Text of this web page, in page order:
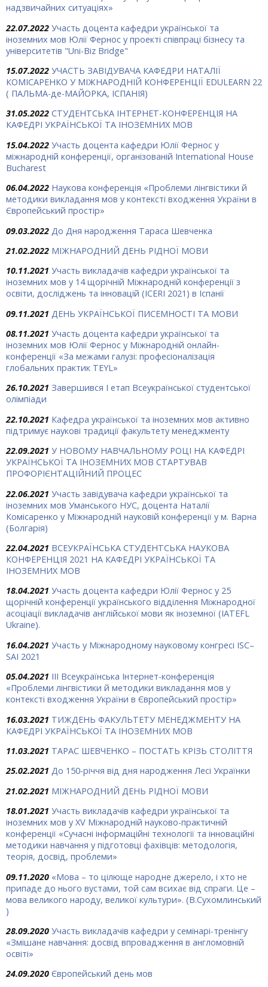
надзвичайних ситуаціях»
22.07.2022 Участь доцента кафедри української та
іноземних мов Юлії Фернос у проекті співпраці бізнесу та
університетів "Uni-Biz Bridge"
15.07.2022 УЧАСТЬ ЗАВІДУВАЧА КАФЕДРИ НАТАЛІЇ
КОМІСАРЕНКО У МІЖНАРОДНІЙ КОНФЕРЕНЦІЇ EDULEARN 22
( ПАЛЬМА-де-МАЙОРКА, ІСПАНІЯ)
31.05.2022 СТУДЕНТСЬКА ІНТЕРНЕТ-КОНФЕРЕНЦІЯ НА
КАФЕДРІ УКРАЇНСЬКОЇ ТА ІНОЗЕМНИХ МОВ
15.04.2022 Участь доцента кафедри Юлії Фернос у
міжнародній конференції, організованій International House
Bucharest
06.04.2022 Наукова конференція «Проблеми лінгвістики й
методики викладання мов у контексті входження України в
Європейський простір»
09.03.2022 До Дня народження Тараса Шевченка
21.02.2022 МІЖНАРОДНИЙ ДЕНЬ РІДНОЇ МОВИ
10.11.2021 Участь викладачів кафедри української та
іноземних мов у 14 щорічній Міжнародній конференції з
освіти, досліджень та інновацій (ICERI 2021) в Іспанії
09.11.2021 ДЕНЬ УКРАЇНСЬКОЇ ПИСЕМНОСТІ ТА МОВИ
08.11.2021 Участь доцента кафедри української та
іноземних мов Юлії Фернос у Міжнародній онлайн-
конференції «За межами галузі: професіоналізація
глобальних практик TEYL»
26.10.2021 Завершився І етап Всеукраїнської студентської
олімпіади
22.10.2021 Кафедра української та іноземних мов активно
підтримує наукові традиції факультету менеджменту
22.09.2021 У НОВОМУ НАВЧАЛЬНОМУ РОЦІ НА КАФЕДРІ
УКРАЇНСЬКОЇ ТА ІНОЗЕМНИХ МОВ СТАРТУВАВ
ПРОФОРІЄНТАЦІЙНИЙ ПРОЦЕС
22.06.2021 Участь завідувача кафедри української та
іноземних мов Уманського НУС, доцента Наталії
Комісаренко у Міжнародній науковій конференції у м. Варна
(Болгарія)
22.04.2021 ВСЕУКРАЇНСЬКА СТУДЕНТСЬКА НАУКОВА
КОНФЕРЕНЦІЯ 2021 НА КАФЕДРІ УКРАЇНСЬКОЇ ТА
ІНОЗЕМНИХ МОВ
18.04.2021 Участь доцента кафедри Юлії Фернос у 25
щорічній конференції українського відділення Міжнародної
асоціації викладачів англійської мови як іноземної (IATEFL
Ukraine).
16.04.2021 Участь у Міжнародному науковому конгресі ISC–
SAI 2021
05.04.2021 IІІ Всеукраїнська Інтернет-конференція
«Проблеми лінгвістики й методики викладання мов у
контексті входження України в Європейський простір»
16.03.2021 ТИЖДЕНЬ ФАКУЛЬТЕТУ МЕНЕДЖМЕНТУ НА
КАФЕДРІ УКРАЇНСЬКОЇ ТА ІНОЗЕМНИХ МОВ
11.03.2021 ТАРАС ШЕВЧЕНКО – ПОСТАТЬ КРІЗЬ СТОЛІТТЯ
25.02.2021 До 150-річчя від дня народження Лесі Українки
21.02.2021 МІЖНАРОДНИЙ ДЕНЬ РІДНОЇ МОВИ
18.01.2021 Участь викладачів кафедри української та
іноземних мов у XV Міжнародній науково-практичній
конференції «Сучасні інформаційні технології та інноваційні
методики навчання у підготовці фахівців: методологія,
теорія, досвід, проблеми»
09.11.2020 «Мова – то цілюще народ­не джерело, і хто не
припаде до нього вустами, той сам всихає від спраги. Це –
мова великого народу, великої культури». (В.Сухомлинський
)
28.09.2020 Участь викладачів кафедри у семінарі-тренінгу
«Змішане навчання: досвід впровадження в англомовній
освіті»
24.09.2020 Європейський день мов